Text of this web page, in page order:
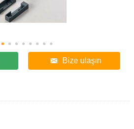
Bize ulaşın